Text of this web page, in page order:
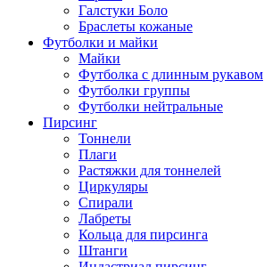
Галстуки Боло
Браслеты кожаные
Футболки и майки
Майки
Футболка с длинным рукавом
Футболки группы
Футболки нейтральные
Пирсинг
Тоннели
Плаги
Растяжки для тоннелей
Циркуляры
Спирали
Лабреты
Кольца для пирсинга
Штанги